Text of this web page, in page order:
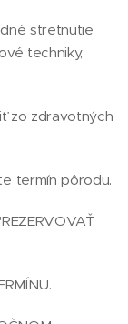
stretnutie
techniky,
zo zdravotných
termín pôrodu.